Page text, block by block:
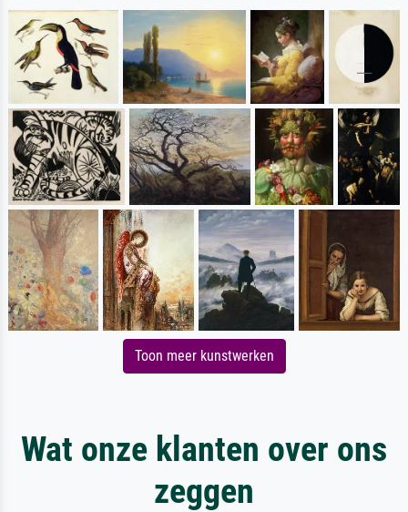
Toon meer kunstwerken
Wat onze klanten over ons
zeggen